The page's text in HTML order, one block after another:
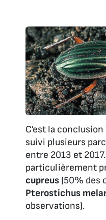
C’est la
suivi plusieurs
entre 2013 et
particulièrement
cupreus (50% des
Pterostichus
observations).